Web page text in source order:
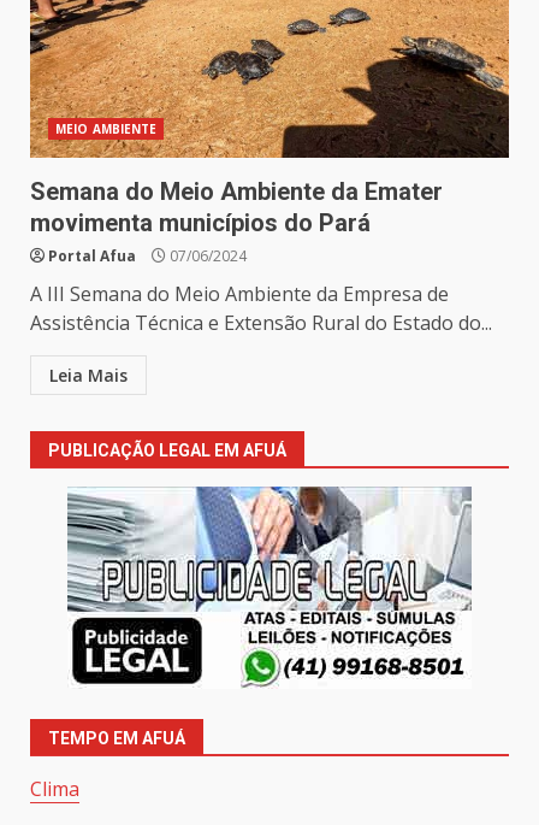
MEIO AMBIENTE
Semana do Meio Ambiente da Emater
movimenta municípios do Pará
Portal Afua 07/06/2024
A III Semana do Meio Ambiente da Empresa de
Assistência Técnica e Extensão Rural do Estado do...
Leia Mais
PUBLICAÇÃO LEGAL EM AFUÁ
TEMPO EM AFUÁ
Clima